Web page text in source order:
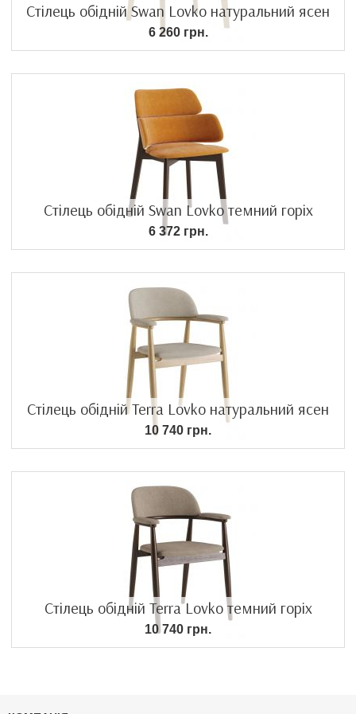
Стілець обідній Swan Lovko натуральний ясен
6 260 грн.
Стілець обідній Swan Lovko темний горіх
6 372 грн.
Стілець обідній Terra Lovko натуральний ясен
10 740 грн.
Стілець обідній Terra Lovko темний горіх
10 740 грн.